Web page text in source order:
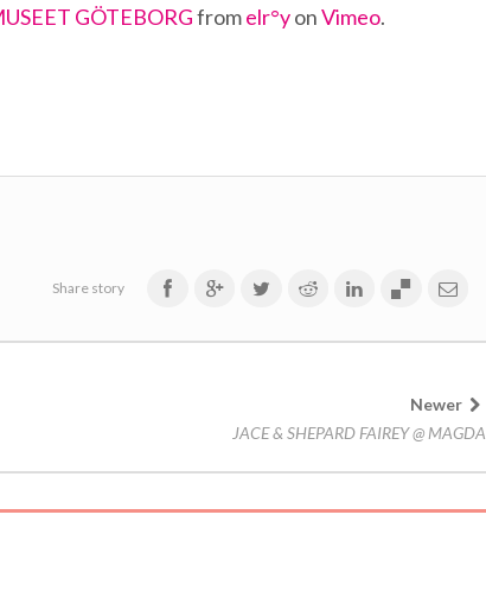
GÖTEBORGfromelr°yonVimeo.
Share story
Newer
JACE & SHEPARD FAIREY @ MAGDA